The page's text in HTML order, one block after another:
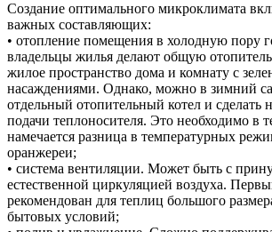
Создание оптимального микроклимата
важных составляющих:
• отопление помещения в холодную пору
владельцы жилья делают общую
жилое пространство дома и комнату с
насаждениями. Однако, можно в зимний
отдельный отопительный котел и сделать
подачи теплоносителя. Это необходимо в
намечается разница в температурных
оранжереи;
• система вентиляции. Может быть с
естественной циркуляцией воздуха.
рекомендован для теплиц большого
бытовых условий;